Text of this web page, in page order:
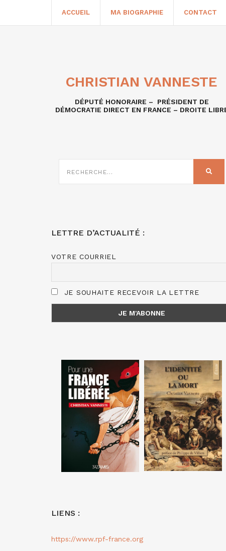
ACCUEIL MA BIOGRAPHIE CONTACT
CHRISTIAN VANNESTE
DÉPUTÉ HONORAIRE – PRÉSIDENT DE
DÉMOCRATIE DIRECT EN FRANCE – DROITE
SUR
LETTRE D’ACTUALITÉ :
VOTRE COURRIEL
JE SOUHAITE RECEVOIR LA LETTRE
LIENS :
https://www.rpf-france.org